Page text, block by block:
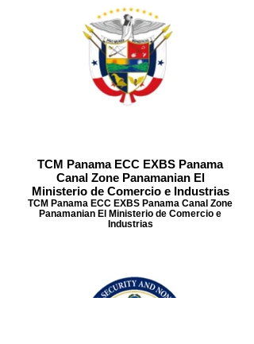
TCM Panama ECC EXBS Panama
Canal Zone Panamanian El
Ministerio de Comercio e Industrias
TCM Panama ECC EXBS Panama Canal Zone
Panamanian El Ministerio de Comercio e
Industrias